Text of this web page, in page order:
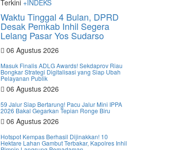
Terkini +INDEKS
Waktu Tinggal 4 Bulan, DPRD
Desak Pemkab Inhil Segera
Lelang Pasar Yos Sudarso
06 Agustus 2026
Masuk Finalis ADLG Awards! Sekdaprov Riau
Bongkar Strategi Digitalisasi yang Siap Ubah
Pelayanan Publik
06 Agustus 2026
59 Jalur Siap Bertarung! Pacu Jalur Mini IPPA
2026 Bakal Gegarkan Tepian Ronge Biru
06 Agustus 2026
Hotspot Kempas Berhasil Dijinakkan! 10
Hektare Lahan Gambut Terbakar, Kapolres Inhil